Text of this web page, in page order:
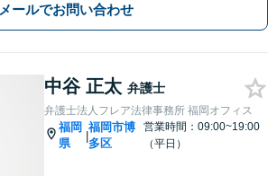
メールでお問い合わせ
中谷 正太 弁護士
弁護士法人フレア法律事務所 福岡オフィス
福岡
県
|
福岡市博
多区
営業時間：09:00~19:00
（平日）